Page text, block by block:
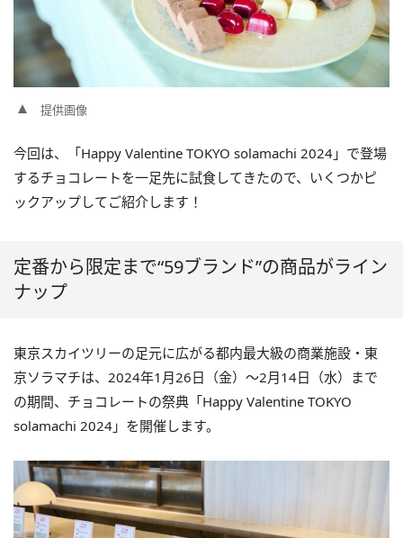
提供画像
今回は、「Happy Valentine TOKYO solamachi 2024」で登場
するチョコレートを一足先に試食してきたので、いくつかピ
ックアップしてご紹介します！
定番から限定まで“59ブランド”の商品がライン
ナップ
東京スカイツリーの足元に広がる都内最大級の商業施設・東
京ソラマチは、2024年1月26日（金）～2月14日（水）まで
の期間、チョコレートの祭典「Happy Valentine TOKYO
solamachi 2024」を開催します。